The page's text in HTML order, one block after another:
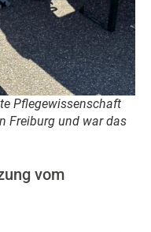
Pflegewissenschaft
Freiburg und war das
vom